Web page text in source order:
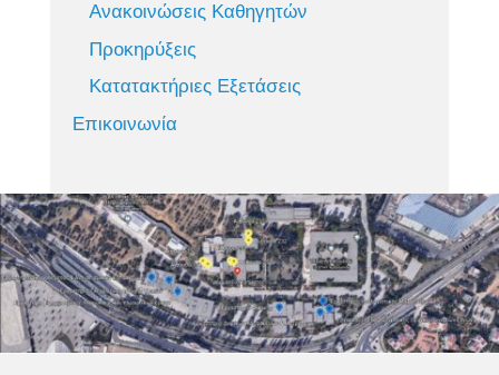
Ανακοινώσεις Καθηγητών
Προκηρύξεις
Κατατακτήριες Εξετάσεις
Επικοινωνία